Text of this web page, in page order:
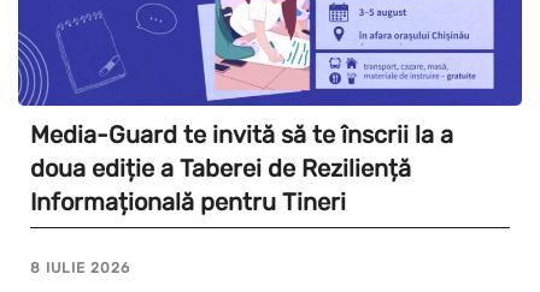
Media-Guard te invită să te înscrii la a
doua ediție a Taberei de Reziliență
Informațională pentru Tineri
8 IULIE 2026